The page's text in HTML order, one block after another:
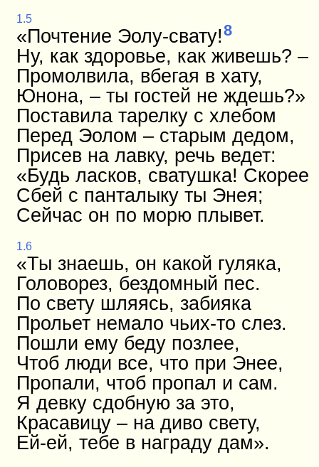
1.5
«Почтение Эолу-свату!8
Ну, как здоровье, как живешь? –
Промолвила, вбегая в хату,
Юнона, – ты гостей не ждешь?»
Поставила тарелку с хлебом
Перед Эолом – старым дедом,
Присев на лавку, речь ведет:
«Будь ласков, сватушка! Скорее
Сбей с панталыку ты Энея;
Сейчас он по морю плывет.
1.6
«Ты знаешь, он какой гуляка,
Головорез, бездомный пес.
По свету шляясь, забияка
Прольет немало чьих-то слез.
Пошли ему беду позлее,
Чтоб люди все, что при Энее,
Пропали, чтоб пропал и сам.
Я девку сдобную за это,
Красавицу – на диво свету,
Ей-ей, тебе в награду дам».